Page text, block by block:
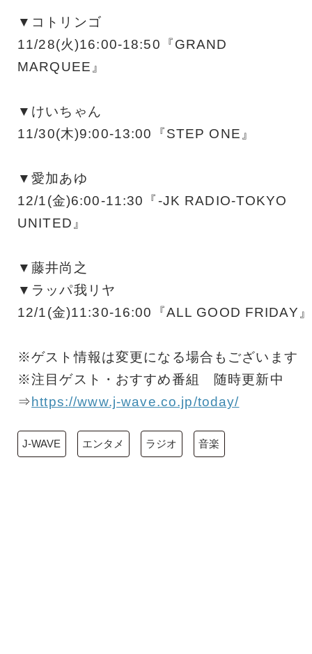
▼コトリンゴ
11/28(火)16:00-18:50『GRAND
MARQUEE』
▼けいちゃん
11/30(木)9:00-13:00『STEP ONE』
▼愛加あゆ
12/1(金)6:00-11:30『-JK RADIO-TOKYO
UNITED』
▼藤井尚之
▼ラッパ我リヤ
12/1(金)11:30-16:00『ALL GOOD FRIDAY』
※ゲスト情報は変更になる場合もございます
※注目ゲスト・おすすめ番組 随時更新中
⇒ https://www.j-wave.co.jp/today/
J-WAVE エンタメ ラジオ 音楽